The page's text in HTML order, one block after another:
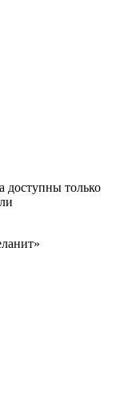
доступны только